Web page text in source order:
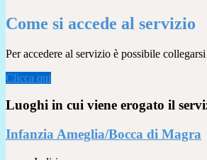
Come si accede al servizio
Per accedere al servizio è possibile
Clicca qui
Luoghi in cui viene erogato il
Infanzia Ameglia/Bocca di Magra